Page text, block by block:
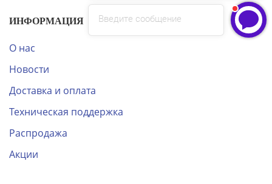
ИНФОРМАЦИЯ
О нас
Новости
Доставка и оплата
Техническая поддержка
Распродажа
Акции
Введите сообщение